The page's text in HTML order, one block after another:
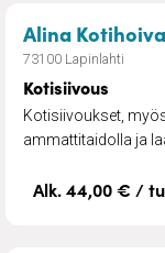
Alina
73100 Lapinlahti
Kotisiivous
Kotisiivoukset,
ammattitaidolla ja
Alk. 44,00 € /